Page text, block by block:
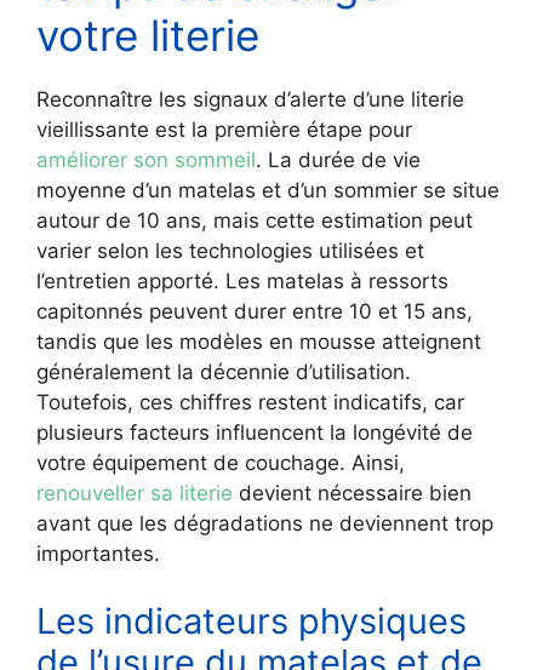
votre literie
Reconnaître les signaux d’alerte d’une literie
vieillissante est la première étape pour
améliorer son sommeil. La durée de vie
moyenne d’un matelas et d’un sommier se situe
autour de 10 ans, mais cette estimation peut
varier selon les technologies utilisées et
l’entretien apporté. Les matelas à ressorts
capitonnés peuvent durer entre 10 et 15 ans,
tandis que les modèles en mousse atteignent
généralement la décennie d’utilisation.
Toutefois, ces chiffres restent indicatifs, car
plusieurs facteurs influencent la longévité de
votre équipement de couchage. Ainsi,
renouveller sa literie devient nécessaire bien
avant que les dégradations ne deviennent trop
importantes.
Les indicateurs physiques